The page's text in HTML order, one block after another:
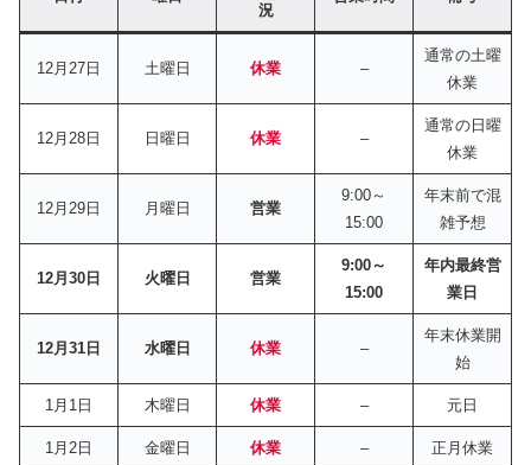
況
12月27日 土曜日 休業 –
通常の土曜
休業
12月28日 日曜日 休業 –
通常の日曜
休業
12月29日 月曜日 営業
9:00～
15:00
年末前で混
雑予想
12月30日 火曜日 営業
9:00～
15:00
年内最終営
業日
12月31日 水曜日 休業 –
年末休業開
始
1月1日 木曜日 休業 – 元日
1月2日 金曜日 休業 – 正月休業